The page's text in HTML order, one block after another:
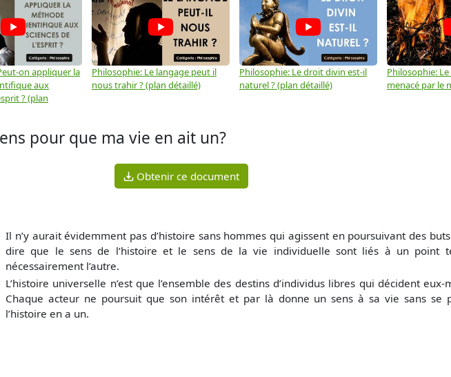
on appliquer la
aux
? (plan
Philosophie: Le langage peut il
nous trahir ? (plan détaillé)
Philosophie: Le droit divin est-il
naturel ? (plan détaillé)
Philosophie:
menacé par le
pour que ma vie en ait un?
Obtenir ce document
Il n’y aurait évidemment pas d’histoire sans hommes qui agissent en poursuivant des
dire que le sens de l’histoire et le sens de la vie individuelle sont liés à un point
nécessairement l’autre.
L’histoire universelle n’est que l’ensemble des destins d’individus libres qui décident
Chaque acteur ne poursuit que son intérêt et par là donne un sens à sa vie sans se
l’histoire en a un.